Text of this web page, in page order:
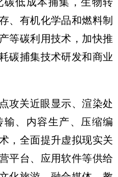
、有机化学品和燃料制
等碳利用技术，加快推
碳捕集技术研发和商业
攻关近眼显示、渲染处
、内容生产、压缩编
，全面提升虚拟现实关
平台、应用软件等供给